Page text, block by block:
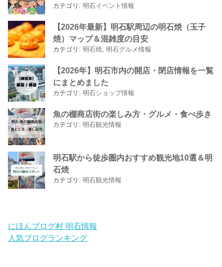
カテゴリ:明石イベント情報
【2026年最新】明石駅周辺の明石焼（玉子
焼）マップ＆混雑度の目安
カテゴリ: 明石焼 明石グルメ情報
【2026年】明石市内の開店・閉店情報を一覧
にまとめました
カテゴリ: 明石ショップ情報
魚の棚商店街の楽しみ方・グルメ・食べ歩き
カテゴリ:明石観光情報
明石駅から徒歩圏内おすすめ観光地10選＆明
石焼
カテゴリ:明石観光情報
にほんブログ村 明石情報
人気ブログランキング